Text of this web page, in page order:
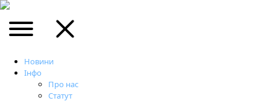
Новини
Інфо
Про нас
Статут